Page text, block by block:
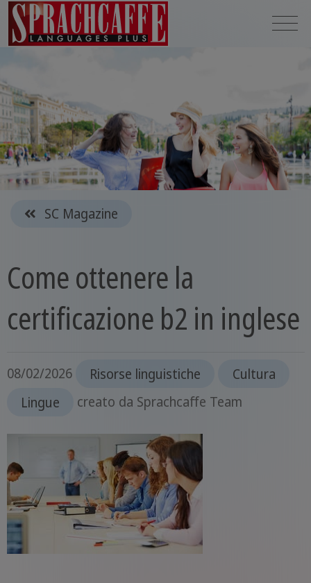
SC Magazine
Come ottenere la
certificazione b2 in inglese
08/02/2026 Risorse linguistiche
Cultura
Lingue
creato da Sprachcaffe Team